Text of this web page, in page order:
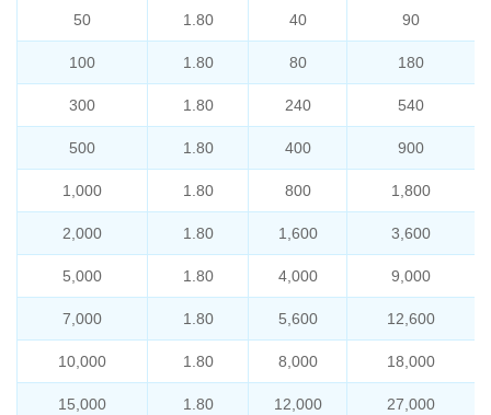
50 1.80 40 90
100 1.80 80 180
300 1.80 240 540
500 1.80 400 900
1,000 1.80 800 1,800
2,000 1.80 1,600 3,600
5,000 1.80 4,000 9,000
7,000 1.80 5,600 12,600
10,000 1.80 8,000 18,000
15,000 1.80 12,000 27,000